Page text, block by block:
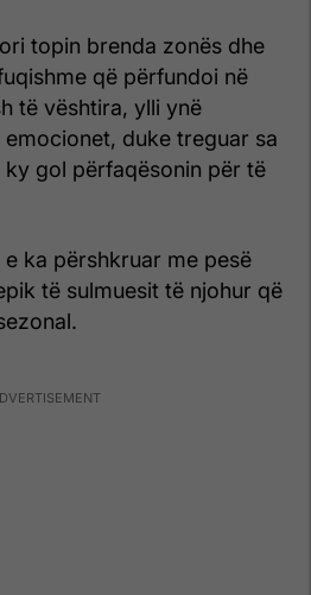
topin brenda zonës dhe
që përfundoi në
të vështira, ylli ynë
duke treguar sa
gol përfaqësonin për të
ka përshkruar me pesë
të sulmuesit të njohur që